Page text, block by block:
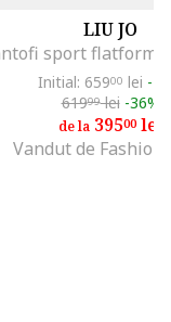
LIU JO
Initial: 65900 lei -
61999lei -36%
de la 39500lei
Vandut de Fashion